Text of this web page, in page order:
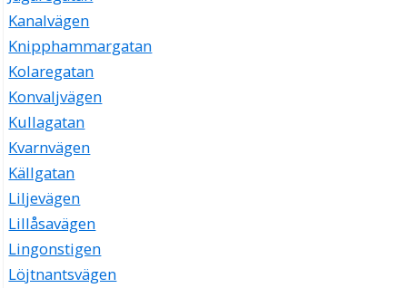
Kanalvägen
Knipphammargatan
Kolaregatan
Konvaljvägen
Kullagatan
Kvarnvägen
Källgatan
Liljevägen
Lillåsavägen
Lingonstigen
Löjtnantsvägen